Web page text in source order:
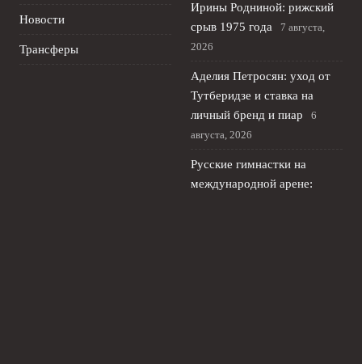
Новости
Трансферы
Ирины Родниной: рижский
срыв 1975 года
7 августа,
2026
Аделия Петросян: уход от
Тутберидзе и ставка на
личный бренд и пиар
6
августа, 2026
Русские гимнастки на
международной арене: